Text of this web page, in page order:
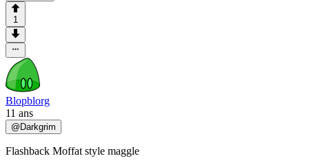
1
Blopblorg
11 ans
@ Darkgrim
Flashback Moffat style maggle